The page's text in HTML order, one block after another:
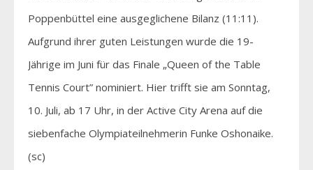
Poppenbüttel eine ausgeglichene Bilanz (11:11).
Aufgrund ihrer guten Leistungen wurde die 19-
Jährige im Juni für das Finale „Queen of the Table
Tennis Court” nominiert. Hier trifft sie am Sonntag,
10. Juli, ab 17 Uhr, in der Active City Arena auf die
siebenfache Olympiateilnehmerin Funke Oshonaike.
(sc)